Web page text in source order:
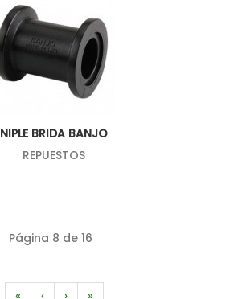
NIPLE BRIDA BANJO
REPUESTOS
Página 8 de 16
« ‹ › »